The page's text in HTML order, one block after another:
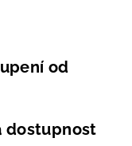
od
dostupnost